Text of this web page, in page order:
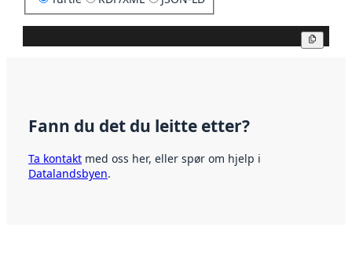
Fann du det du leitte etter?
Ta kontakt med oss her, eller spør om hjelp i
Datalandsbyen.